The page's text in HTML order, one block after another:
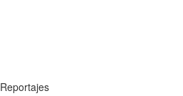
Reportajes